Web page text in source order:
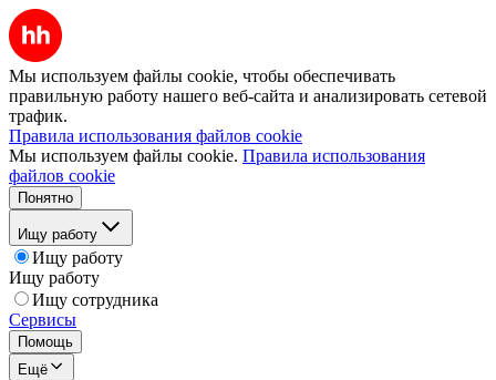
Мы используем файлы cookie, чтобы обеспечивать
правильную работу нашего веб-сайта и анализировать сетевой
трафик.
Правила использования файлов cookie
Мы используем файлы cookie. Правила использования
файлов cookie
Понятно
Ищу работу
Ищу работу
Ищу работу
Ищу сотрудника
Сервисы
Помощь
Ещё